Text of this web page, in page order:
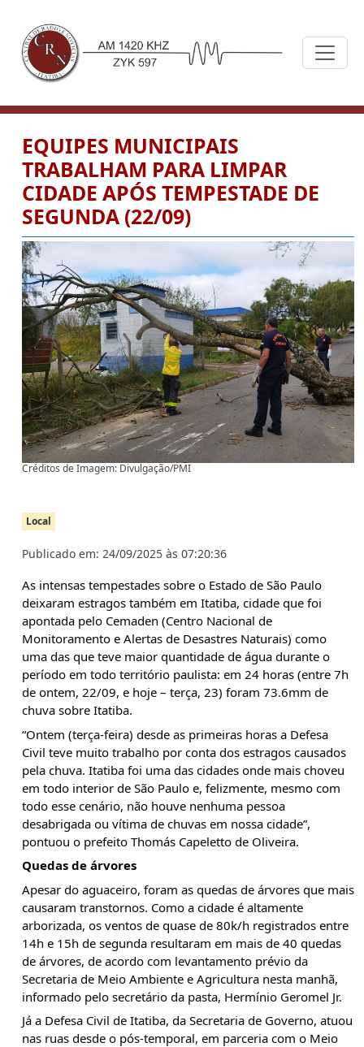
EQUIPES MUNICIPAIS
TRABALHAM PARA LIMPAR
CIDADE APÓS TEMPESTADE DE
SEGUNDA (22/09)
Créditos de Imagem: Divulgação/PMI
Local
Publicado em: 24/09/2025 às 07:20:36
As intensas tempestades sobre o Estado de São Paulo
deixaram estragos também em Itatiba, cidade que foi
apontada pelo Cemaden (Centro Nacional de
Monitoramento e Alertas de Desastres Naturais) como
uma das que teve maior quantidade de água durante o
período em todo território paulista: em 24 horas (entre 7h
de ontem, 22/09, e hoje – terça, 23) foram 73.6mm de
chuva sobre Itatiba.
“Ontem (terça-feira) desde as primeiras horas a Defesa
Civil teve muito trabalho por conta dos estragos causados
pela chuva. Itatiba foi uma das cidades onde mais choveu
em todo interior de São Paulo e, felizmente, mesmo com
todo esse cenário, não houve nenhuma pessoa
desabrigada ou vítima de chuvas em nossa cidade”,
pontuou o prefeito Thomás Capeletto de Oliveira.
Quedas de árvores
Apesar do aguaceiro, foram as quedas de árvores que mais
causaram transtornos. Como a cidade é altamente
arborizada, os ventos de quase de 80k/h registrados entre
14h e 15h de segunda resultaram em mais de 40 quedas
de árvores, de acordo com levantamento prévio da
Secretaria de Meio Ambiente e Agricultura nesta manhã,
informado pelo secretário da pasta, Hermínio Geromel Jr.
Já a Defesa Civil de Itatiba, da Secretaria de Governo, atuou
nas ruas desde o pós-temporal, em parceria com o Meio